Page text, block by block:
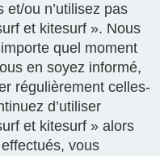
et/ou n’utilisez pas
et kitesurf ». Nous
quel moment
en soyez informé,
régulièrement celles-
d’utiliser
et kitesurf » alors
vous